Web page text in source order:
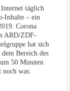
täglich
Inhalte – ein
Corona
ARD/ZDF-
hat sich
Bereich des
50 Minuten
was: